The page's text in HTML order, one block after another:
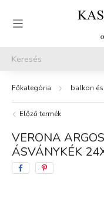
balkon
Előző termék
VERONA
ÁSVÁNYKÉK